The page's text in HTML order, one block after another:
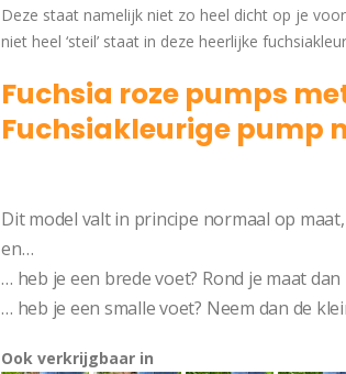
Deze staat namelijk niet zo heel dicht op je
niet heel ‘steil’ staat in deze heerlijke
Fuchsia roze pumps
Fuchsiakleurige pump
Dit model valt in principe normaal op
en…
… heb je een brede voet? Rond je maat
… heb je een smalle voet? Neem dan de
Ook verkrijgbaar in